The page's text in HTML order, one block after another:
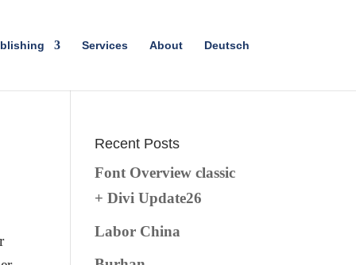
Services About Deutsch
Recent Posts
Font Overview classic
+ Divi Update26
Labor China